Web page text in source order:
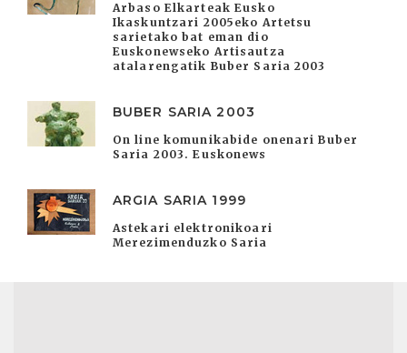
Arbaso Elkarteak Eusko
Ikaskuntzari 2005eko Artetsu
sarietako bat eman dio
Euskonewseko Artisautza
atalarengatik Buber Saria 2003
BUBER SARIA 2003
On line komunikabide onenari Buber
Saria 2003. Euskonews
ARGIA SARIA 1999
Astekari elektronikoari
Merezimenduzko Saria